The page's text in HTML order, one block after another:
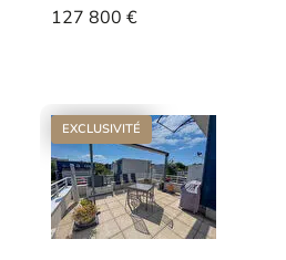
127 800 €
EXCLUSIVITÉ